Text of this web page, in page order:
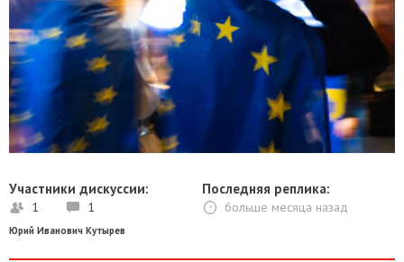
Участники дискуссии:
1 1
Последняя реплика:
больше месяца назад
Юрий Иванович Кутырев